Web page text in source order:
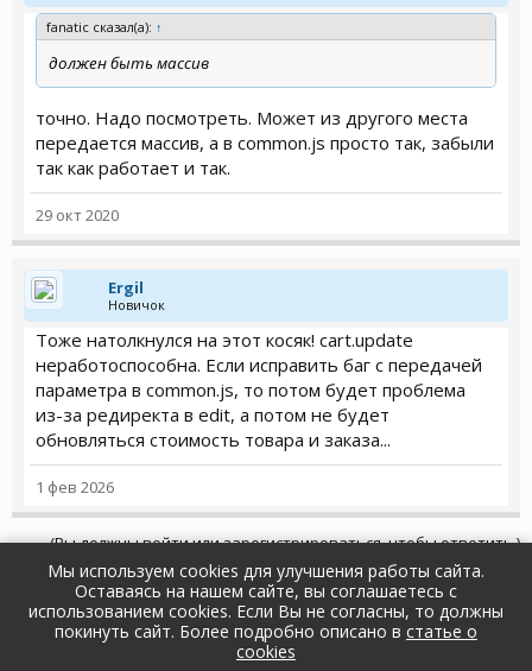
fanatic сказал(а): ↑
должен быть массив
точно. Надо посмотреть. Может из другого места
передается массив, а в common.js просто так, забыли
так как работает и так.
29 окт 2020
Ergil
Новичок
Тоже натолкнулся на этот косяк! cart.update
неработоспособна. Если исправить баг с передачей
параметра в сommon.js, то потом будет проблема
из-за редиректа в edit, а потом не будет
обновляться стоимость товара и заказа...
1 фев 2026
(Вы должны войти или зарегистрироваться, чтобы ответить.)
Форум ... Ошибки и их решения
Мы используем cookies для улучшения работы сайта.
Оставаясь на нашем сайте, вы соглашаетесь с
использованием cookies. Если Вы не согласны, то должны
покинуть сайт. Более подробно описано в статье о
cookies